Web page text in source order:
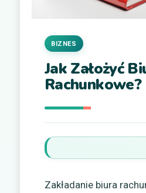
Jak Założyć
Rachunkowe?
BIZNES
Zakładanie biura